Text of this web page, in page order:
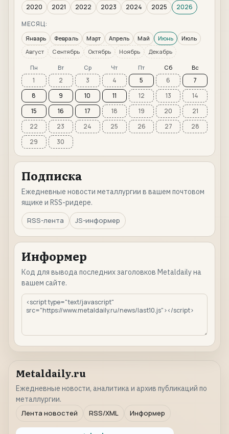
2020
2021 2022 2023 2024 2025
2026
МЕСЯЦ:
Январь Февраль Март Апрель Май Июнь
Июль
Август
Сентябрь Октябрь Ноябрь Декабрь
Пн Вт Ср Чт Пт Сб Вс
1 2 3 4 5 6
7
8
9 10 11 12 13
14
15
16 17 18 19 20
21
22
23 24 25 26 27
28
29
30
Подписка
Ежедневные новости металлургии в вашем почтовом
ящике и RSS-ридере.
RSS-лента
JS-информер
Информер
Код для вывода последних заголовков Metaldaily на
вашем сайте.
Metaldaily.ru
Ежедневные новости, аналитика и архив публикаций по
металлургии.
Лента новостей
RSS/XML Информер